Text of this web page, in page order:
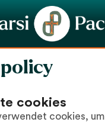
cookies
cookies,